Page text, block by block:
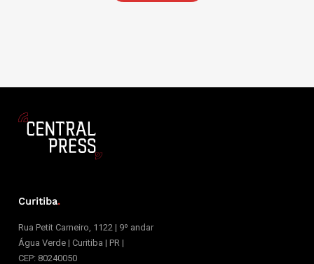
Curitiba.
Rua Petit Carneiro, 1122 | 9º andar
Água Verde | Curitiba | PR |
CEP: 80240050